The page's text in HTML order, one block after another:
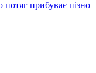
прибуває пізно